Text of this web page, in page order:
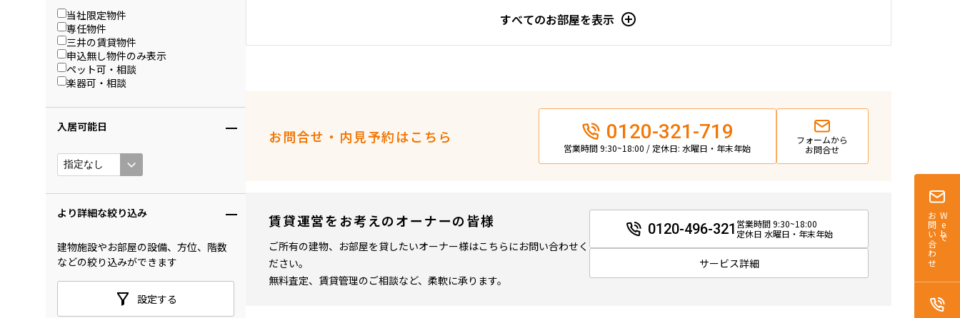
Webで
お問い合わせ
当社限定物件
専任物件
三井の賃貸物件
申込無し物件のみ表示
ペット可・相談
楽器可・相談
入居可能日
より詳細な絞り込み
建物施設やお部屋の設備、方位、階数
などの絞り込みができます
設定する
すべてのお部屋を表示
お問合せ・内見予約はこちら 0120-321-719
営業時間 9:30~18:00 / 定休日: 水曜日・年末年始
フォームから
お問合せ
賃貸運営をお考えのオーナーの皆様
ご所有の建物、お部屋を貸したいオーナー様はこちらにお問い合わせく
ださい。
無料査定、賃貸管理のご相談など、柔軟に承ります。
0120-496-321 営業時間 9:30~18:00
定休日 水曜日・年末年始
サービス詳細